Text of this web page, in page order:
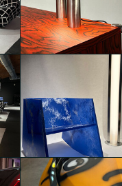
Galerie Zippenfenig
presenta Vienna Vibes
Isabella Erika
Schmalzbauer
Galerie Zippenfenig
presenta Vienna Vibes
Isabella Erika
Schmalzbauer